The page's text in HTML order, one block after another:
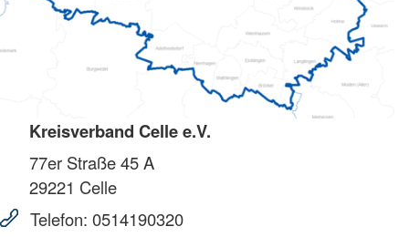
Kreisverband Celle e.V.
77er Straße 45 A
29221 Celle
Telefon: 0514190320